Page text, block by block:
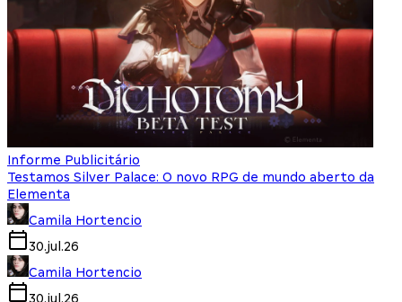
Informe Publicitário
Testamos Silver Palace: O novo RPG de mundo aberto da
Elementa
Camila Hortencio
30.jul.26
Camila Hortencio
30.jul.26